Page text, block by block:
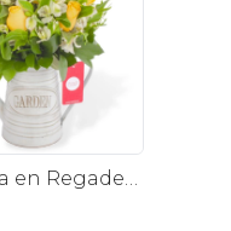
Agustina en Regadera -Arreglo 10 rosas amarillo y astromelia